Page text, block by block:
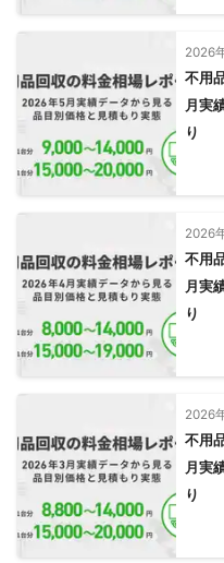
2026
不用
月実
り
2026
不用
月実
り
2026
不用
月実
り